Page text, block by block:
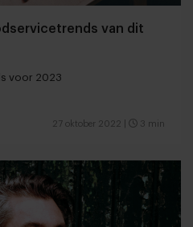
van dit
voor 2023
27 oktober 2022 3 min